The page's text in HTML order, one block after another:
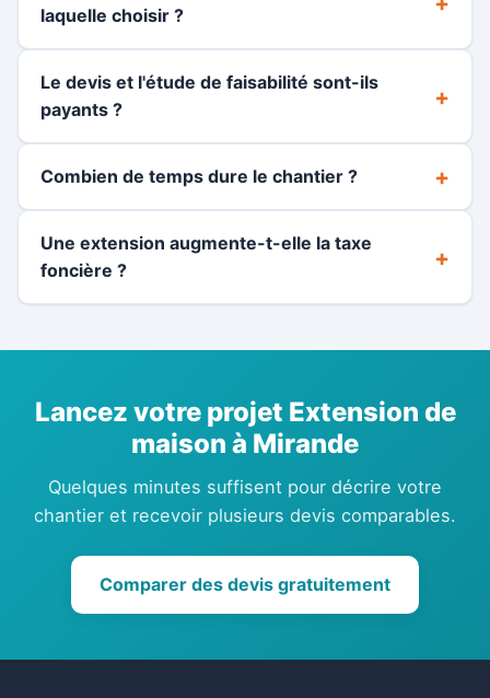
laquelle choisir ?
Le devis et l'étude de faisabilité sont-ils
payants ?
Combien de temps dure le chantier ?
Une extension augmente-t-elle la taxe
foncière ?
Lancez votre projet Extension de
maison à Mirande
Quelques minutes suffisent pour décrire votre
chantier et recevoir plusieurs devis comparables.
Comparer des devis gratuitement